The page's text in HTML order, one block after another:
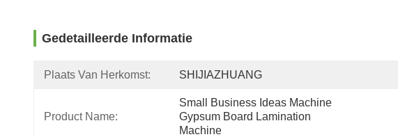
Gedetailleerde Informatie
Plaats Van Herkomst: SHIJIAZHUANG
Product Name:
Small Business Ideas Machine
Gypsum Board Lamination
Machine